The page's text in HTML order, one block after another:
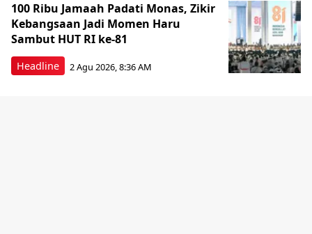
Headline
100 Ribu Jamaah Padati Monas, Zikir
Kebangsaan Jadi Momen Haru
Sambut HUT RI ke-81
2 Agu 2026, 8:36 AM